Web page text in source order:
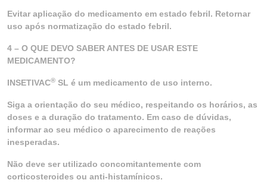
Evitar aplicação do medicamento em estado febril. Retornar
uso após normatização do estado febril.
4 – O QUE DEVO SABER ANTES DE USAR ESTE
MEDICAMENTO?
INSETIVAC® SL é um medicamento de uso interno.
Siga a orientação do seu médico, respeitando os horários, as
doses e a duração do tratamento. Em caso de dúvidas,
informar ao seu médico o aparecimento de reações
inesperadas.
Não deve ser utilizado concomitantemente com
corticosteroides ou anti-histamínicos.